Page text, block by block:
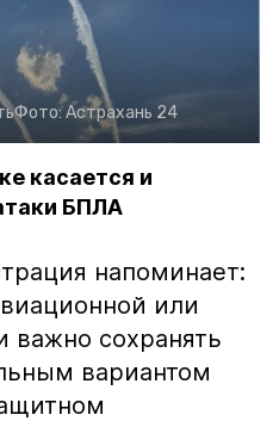
Фото:Астрахань 24
касается и
БПЛА
напоминает:
или
важно сохранять
вариантом